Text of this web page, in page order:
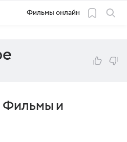
Фильмы онлайн
Фильмы и